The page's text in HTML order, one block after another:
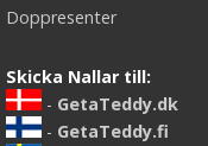
Doppresenter
Skicka Nallar till:
- GetaTeddy.dk
- GetaTeddy.fi